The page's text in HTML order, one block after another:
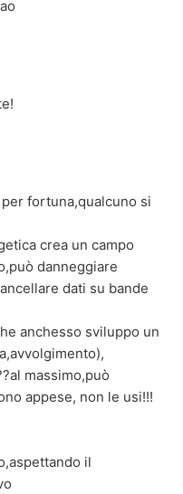
fortuna,qualcuno si
crea un campo
danneggiare
dati su bande
anchesso sviluppo un
massimo,può
appese, non le usi!!!
il